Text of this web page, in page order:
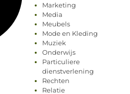
Marketing
Media
Meubels
Mode en Kleding
Muziek
Onderwijs
Particuliere
dienstverlening
Rechten
Relatie